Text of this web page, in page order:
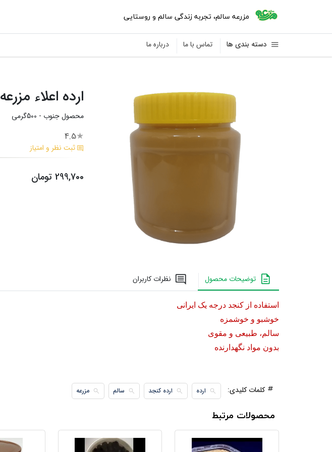
مزرعه سالم
، تجربه زندگی سالم و روستایی
دسته بندی ها تماس با ما درباره ما
ارده اعلاء مزرعه
محصول جنوب - 500گرمی
★
4.5
ثبت نظر و امتیاز
299,700 تومان
توضیحات محصول نظرات کاربران
استفاده از کنجد درجه یک ایرانی
خوشبو و خوشمزه
سالم، طبیعی و مقوی
بدون مواد نگهدارنده
کلمات کلیدی: ارده ارده کنجد سالم مزرعه
محصولات مرتبط